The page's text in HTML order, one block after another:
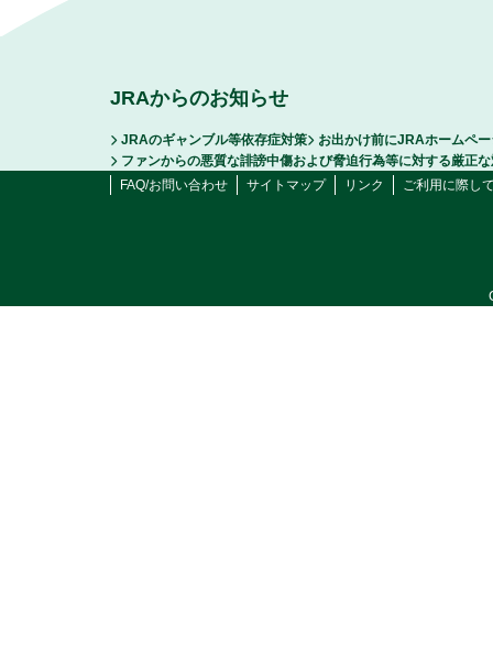
JRAからのお知らせ
JRAのギャンブル等依存症対策
お出かけ前にJRAホームペ
ファンからの悪質な誹謗中傷および脅迫行為等に対する厳正
FAQ/お問い合わせ
サイトマップ リンク ご利用に際し